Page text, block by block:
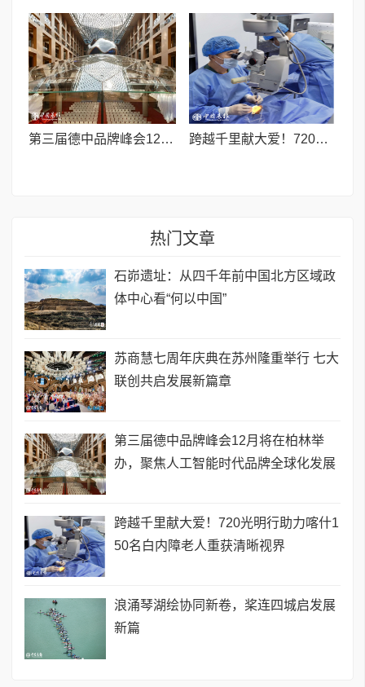
第三届德中品牌峰会12月将在柏林举办，聚焦人工智能时代品牌全球化发展 跨越千里献大爱！720光明行助力喀什150名白内障老人重获清晰视界
热门文章
石峁遗址：从四千年前中国北方区域政
体中心看“何以中国”
苏商慧七周年庆典在苏州隆重举行 七大
联创共启发展新篇章
第三届德中品牌峰会12月将在柏林举
办，聚焦人工智能时代品牌全球化发展
跨越千里献大爱！720光明行助力喀什1
50名白内障老人重获清晰视界
浪涌琴湖绘协同新卷，桨连四城启发展
新篇